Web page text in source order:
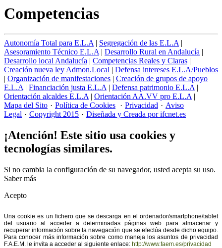
Competencias
Autonomía Total para E.L.A | Segregación de las E.L.A |
Asesoramiento Técnico E.L.A | Desarrollo Rural en Andalucía |
Desarrollo local Andalucía | Competencias Reales y Claras |
Creación nueva ley Admon.Local | Defensa intereses E.L.A/Pueblos
| Organización de manifestaciones | Creación de grupos de apoyo
E.L.A | Financiación justa E.L.A | Defensa patrimonio E.L.A |
Orientación alcaldes E.L.A | Orientación AA.VV pro E.L.A |
Mapa del Sito · Política de Cookies · Privacidad · Aviso
Legal · Copyright 2015 · Diseñada y Creada por ifcnet.es
¡Atención! Este sitio usa cookies y
tecnologías similares.
Si no cambia la configuración de su navegador, usted acepta su uso.
Saber más
Acepto
Una cookie es un fichero que se descarga en el ordenador/smartphone/tablet
del usuario al acceder a determinadas páginas web para almacenar y
recuperar información sobre la navegación que se efectúa desde dicho equipo.
Para conocer más información sobre como maneja los asuntos de privacidad
F.A.E.M. le invita a acceder al siguiente enlace: http://www.faem.es/privacidad